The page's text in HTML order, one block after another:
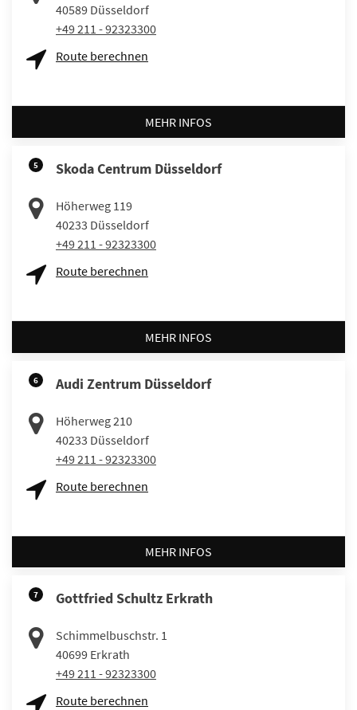
40589 Düsseldorf
+49 211 - 92323300
Route berechnen
MEHR INFOS
5 Skoda Centrum Düsseldorf
Höherweg 119
40233 Düsseldorf
+49 211 - 92323300
Route berechnen
MEHR INFOS
6 Audi Zentrum Düsseldorf
Höherweg 210
40233 Düsseldorf
+49 211 - 92323300
Route berechnen
MEHR INFOS
7 Gottfried Schultz Erkrath
Schimmelbuschstr. 1
40699 Erkrath
+49 211 - 92323300
Route berechnen